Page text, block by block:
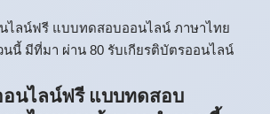
อนไลน์ฟรี แบบทดสอบ